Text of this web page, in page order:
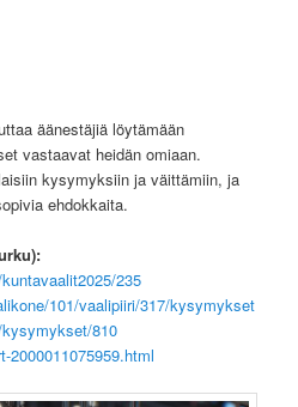
äänestäjiä löytämään
vastaavat heidän omiaan.
kysymyksiin ja väittämiin, ja
ehdokkaita.
235
101/vaalipiiri/317/kysymykset
810
2000011075959.html